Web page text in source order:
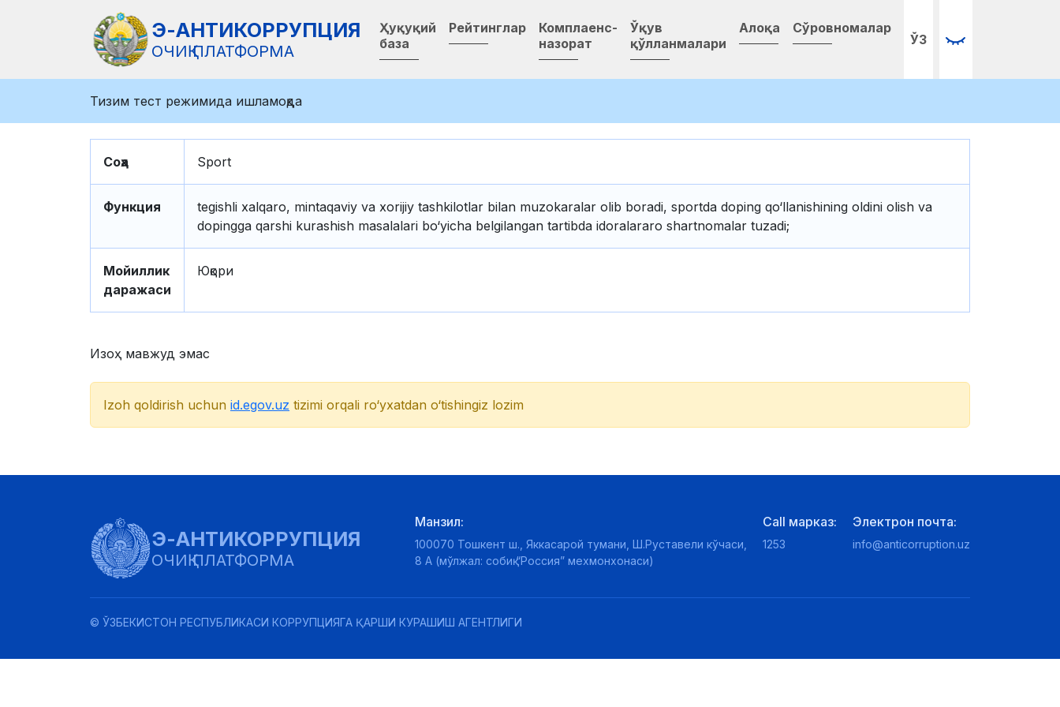
Э-АНТИКОРРУПЦИЯ
ОЧИҚ ПЛАТФОРМА
Ҳуқуқий
база
Рейтинглар
Комплаенс-
назорат
Ўқув
қўлланмалари
Алоқа Сўровномалар
ЎЗ
Тизим тест режимида ишламоқда
Соҳа Sport
Функция
tegishli xalqaro, mintaqaviy va xorijiy tashkilotlar bilan muzokaralar olib boradi, sportda doping qo‘llanishining oldini olish va
dopingga qarshi kurashish masalalari bo‘yicha belgilangan tartibda idoralararo shartnomalar tuzadi;
Мойиллик
даражаси
Юқори
Изоҳ мавжуд эмас
Izoh qoldirish uchun id.egov.uz tizimi orqali ro‘yxatdan o‘tishingiz lozim
Э-АНТИКОРРУПЦИЯ
ОЧИҚ ПЛАТФОРМА
Манзил:
100070 Тошкент ш., Яккасарой тумани, Ш.Руставели кўчаси,
8 А (мўлжал: собиқ “Россия” мехмонхонаси)
Call марказ:
1253
Электрон почта:
info@anticorruption.uz
© ЎЗБЕКИСТОН РЕСПУБЛИКАСИ КОРРУПЦИЯГА ҚАРШИ КУРАШИШ АГЕНТЛИГИ